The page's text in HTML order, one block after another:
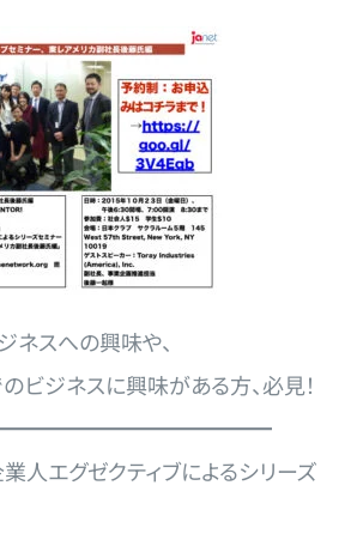
ネスへの興味や、
ビジネスに興味がある方、必見！
人エグゼクティブによるシリーズ